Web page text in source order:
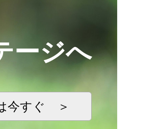
ージへ
今すぐ ＞